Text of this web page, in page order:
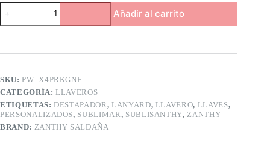
Llavero
Personalizado
Sublimado
para
Llaves
zanthy
shoes
subli
santhy
cantidad
Añadir al carrito
SKU:PW_X4PRKGNF
CATEGORÍA:LLAVEROS
ETIQUETAS:DESTAPADOR , LANYARD, LLAVERO, LLAVES,
PERSONALIZADOS, SUBLIMAR , SUBLISANTHY, ZANTHY
BRAND: ZANTHY SALDAÑA